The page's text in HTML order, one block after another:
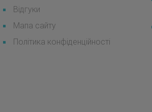
Відгуки
Мапа сайту
Політика конфіденційності